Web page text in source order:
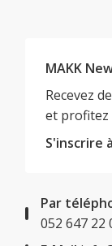
MAKK
Recevez
et profitez
S'inscrire
Par
052 647 22